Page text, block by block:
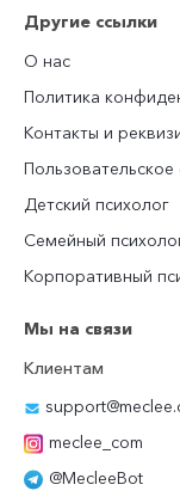
Другие ссылки
О нас
Политика
Контакты и
Детский психолог
Семейный
Корпоративный
Мы на связи
Клиентам
meclee_com
@MecleeBot